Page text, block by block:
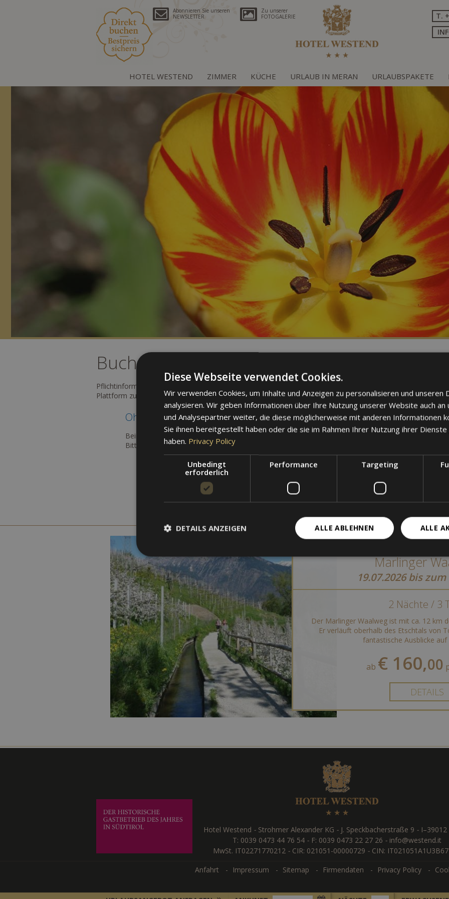
Abonnieren Sie unseren
NEWSLETTER
Zu unserer
FOTOGALERIE
T.
HOTEL WESTEND ZIMMER KÜCHE URLAUB IN MERAN URLAUBSPAKETE
Buchen Sie online
Pflichtinformation nach EU-Verordnung Nr. 524/2013 des Europäischen Parlaments und Rats
Plattform zur Online-Beilegung verbraucherrechtlicher Streitigkeiten (ODR) der Europäischen Kommission:
Oh nein!
Beim Laden des Buchungs-Widgets ist ein unerwarteter Fehler aufgetreten.
Bitte versuchen Sie es später erneut.
Unsere Angebote
ENTDECKEN SIE UNSERE ANGEBOTE UND URLAUBSPAKETE
Marlinger
19.07.2026 bis zum
2 Nächte / 3
Der Marlinger Waalweg ist mit ca. 12 km
Er verläuft oberhalb des Etschtals von
fantastische Ausblicke auf
ab € 160,00
DETAILS
Hotel Westend - Strohmer Alexander KG - J. Speckbacherstraße 9 - I–39012
T: 0039 0473 44 76 54 -F: 0039 0473 22 27 26 - info@westend.it
MwSt. IT02271770212 -CIR: 021051-00000729 -CIN:
Anfahrt
Impressum Sitemap Firmendaten Privacy Policy
Diese Webseite verwendet Cookies.
Wir verwenden Cookies, um Inhalte und Anzeigen zu personalisieren und unseren
analysieren. Wir geben Informationen über Ihre Nutzung unserer Website auch an
und Analysepartner weiter, die diese möglicherweise mit anderen Informationen
Sie ihnen bereitgestellt haben oder die sie im Rahmen Ihrer Nutzung ihrer
haben. Privacy Policy
Unbedingt
erforderlich
Performance Targeting
ALLE
ALLE ABLEHNEN
DETAILS ANZEIGEN